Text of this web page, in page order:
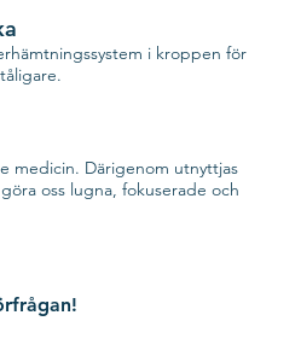
i kroppen för
medicin. Därigenom utnyttjas
oss lugna, fokuserade och